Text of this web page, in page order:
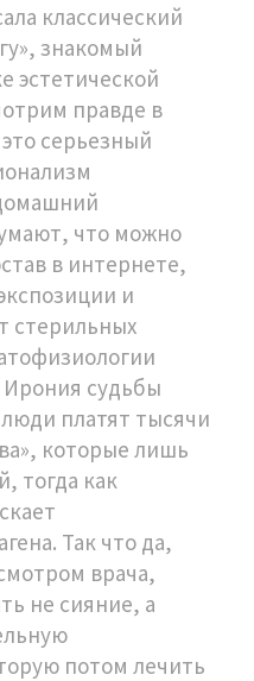
классический
знакомый
эстетической
правде в
серьезный
что можно
в интернете,
и
стерильных
Ирония судьбы
платят тысячи
которые лишь
тогда как
Так что да,
врача,
не сияние, а
потом лечить